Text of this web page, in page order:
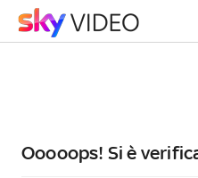
Ooooops! Si è